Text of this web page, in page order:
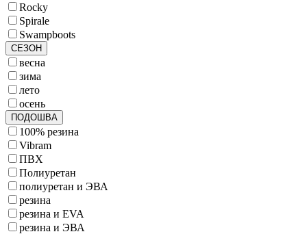
Rocky
Spirale
Swampboots
СЕЗОН
весна
зима
лето
осень
ПОДОШВА
100% резина
Vibram
ПВХ
Полиуретан
полиуретан и ЭВА
резина
резина и EVA
резина и ЭВА